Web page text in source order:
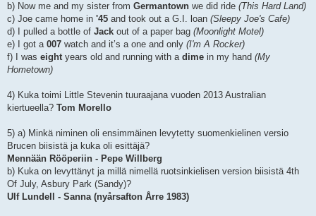
b) Now me and my sister from Germantown we did ride (This Hard Land)
c) Joe came home in '45 and took out a G.I. loan (Sleepy Joe's Cafe)
d) I pulled a bottle of Jack out of a paper bag (Moonlight Motel)
e) I got a 007 watch and it’s a one and only (I'm A Rocker)
f) I was eightyears old and running with a dime in my hand (My
Hometown)
4) Kuka toimi Little Stevenin tuuraajana vuoden 2013 Australian
kiertueella? Tom Morello
5) a) Minkä niminen oli ensimmäinen levytetty suomenkielinen versio
Brucen biisistä ja kuka oli esittäjä?
Mennään Rööperiin - Pepe Willberg
b) Kuka on levyttänyt ja millä nimellä ruotsinkielisen version biisistä 4th
Of July, Asbury Park (Sandy)?
Ulf Lundell - Sanna (nyårsafton Årre 1983)